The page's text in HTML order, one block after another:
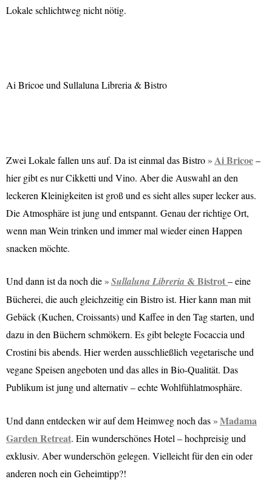
Lokale schlichtweg nicht nötig.
Ai Bricoe und Sullaluna Libreria & Bistro
Zwei Lokale fallen uns auf. Da ist einmal das Bistro Ai Bricoe–
hier gibt es nur Cikketti und Vino. Aber die Auswahl an den
leckeren Kleinigkeiten ist groß und es sieht alles super lecker aus.
Die Atmosphäre ist jung und entspannt. Genau der richtige Ort,
wenn man Wein trinken und immer mal wieder einen Happen
snacken möchte.
Und dann ist da noch die Sullaluna Libreria & Bistrot– eine
Bücherei, die auch gleichzeitig ein Bistro ist. Hier kann man mit
Gebäck (Kuchen, Croissants) und Kaffee in den Tag starten, und
dazu in den Büchern schmökern. Es gibt belegte Focaccia und
Crostini bis abends. Hier werden ausschließlich vegetarische und
vegane Speisen angeboten und das alles in Bio-Qualität. Das
Publikum ist jung und alternativ – echte Wohlfühlatmosphäre.
Und dann entdecken wir auf dem Heimweg noch das
Madama
Garden Retreat. Ein wunderschönes Hotel – hochpreisig und
exklusiv. Aber wunderschön gelegen. Vielleicht für den ein oder
anderen noch ein Geheimtipp?!